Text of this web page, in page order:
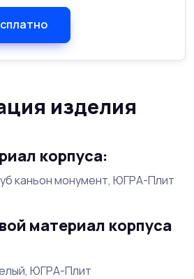
изделия
корпуса:
каньон монумент, ЮГРА-Плит
материал корпуса
ЮГРА-Плит